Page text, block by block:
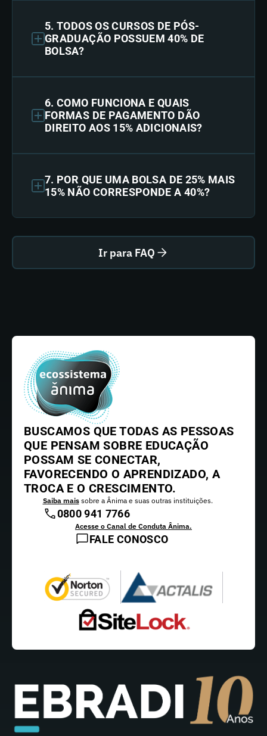
5. TODOS OS CURSOS DE PÓS-
GRADUAÇÃO POSSUEM 40% DE
BOLSA?
6. COMO FUNCIONA E QUAIS
FORMAS DE PAGAMENTO DÃO
DIREITO AOS 15% ADICIONAIS?
7. POR QUE UMA BOLSA DE 25% MAIS
15% NÃO CORRESPONDE A 40%?
Ir para FAQ
BUSCAMOS QUE TODAS AS PESSOAS
QUE PENSAM SOBRE EDUCAÇÃO
POSSAM SE CONECTAR,
FAVORECENDO O APRENDIZADO, A
TROCA E O CRESCIMENTO.
Saiba maissobre a Ânima e suas outras instituições.
0800 941 7766
Acesse o Canal de Conduta Ânima.
FALE CONOSCO